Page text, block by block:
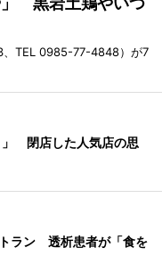
、TEL 0985-77-4848）が7
」 閉店した人気店の思
ラン 透析患者が「食を